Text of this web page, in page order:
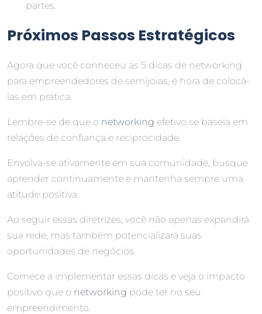
partes.
Próximos Passos Estratégicos
Agora que você conheceu as 5 dicas de networking
para empreendedores de semijoias, é hora de colocá-
las em prática.
Lembre-se de que o networking efetivo se baseia em
relações de confiança e reciprocidade.
Envolva-se ativamente em sua comunidade, busque
aprender continuamente e mantenha sempre uma
atitude positiva.
Ao seguir essas diretrizes, você não apenas expandirá
sua rede, mas também potencializará suas
oportunidades de negócios.
Comece a implementar essas dicas e veja o impacto
positivo que o networking pode ter no seu
empreendimento.